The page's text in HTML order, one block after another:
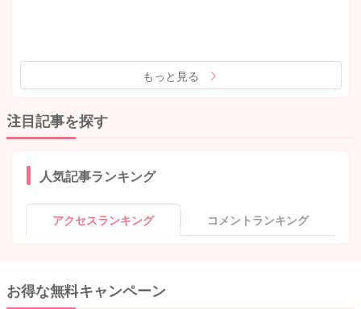
もっと見る
注目記事を探す
人気記事ランキング
アクセスランキング コメントランキング
お得な無料キャンペーン